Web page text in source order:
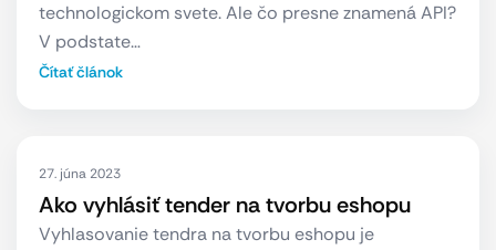
technologickom svete. Ale čo presne znamená API?
V podstate…
Čítať článok
27. júna 2023
Ako vyhlásiť tender na tvorbu eshopu
Vyhlasovanie tendra na tvorbu eshopu je